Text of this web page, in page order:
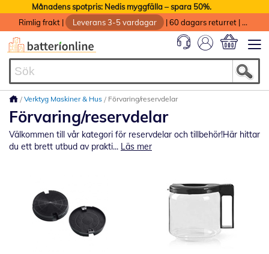
Månadens spotpris: Nedis myggfälla – spara 50%.
Rimlig frakt | Leverans 3-5 vardagar |60 dagars returret |
Verktyg Maskiner & Hus Förvaring/reservdelar
Förvaring/reservdelar
Välkommen till vår kategori för reservdelar och tillbehör!Här hittar
du ett brett utbud av prakti... Läs mer